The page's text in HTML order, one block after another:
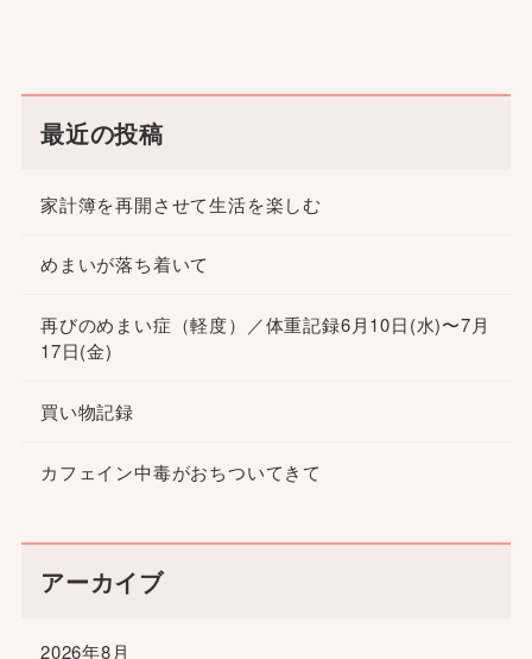
最近の投稿
家計簿を再開させて生活を楽しむ
めまいが落ち着いて
再びのめまい症（軽度）／体重記録6月10日(水)〜7月
17日(金)
買い物記録
カフェイン中毒がおちついてきて
アーカイブ
2026年8月